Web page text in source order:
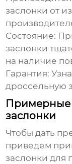
заслонки от
Состояние:
заслонки
на наличие
Гарантия:
дроссельную
Примерные
заслонки
Чтобы дать
приведем
заслонки для